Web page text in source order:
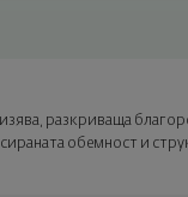
поръчката.
разкриваща
обемност и